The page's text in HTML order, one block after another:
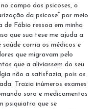
campo das psicoses, o
da psicose” por meio
de Fábio ressoa em minha
que sua tese me ajuda a
saúde corria os médicos e
que migravam pelo
que a aliviassem do seu
não a satisfazia, pois os
Trazia inúmeros exames
soro e medicamentos
psiquiatra que se